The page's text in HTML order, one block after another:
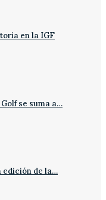
en la IGF
se suma a…
edición de la…